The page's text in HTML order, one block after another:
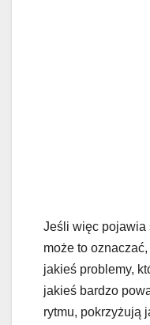
Jeśli więc pojawia
może to
jakieś problemy,
jakieś bardzo
rytmu, pokrzyżują